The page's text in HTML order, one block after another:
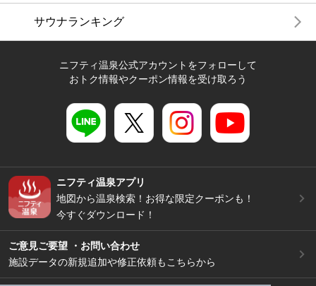
サウナランキング
ニフティ温泉公式アカウントをフォローして
おトク情報やクーポン情報を受け取ろう
ニフティ温泉アプリ
地図から温泉検索！お得な限定クーポンも！
今すぐダウンロード！
ご意見ご要望 ・お問い合わせ
施設データの新規追加や修正依頼もこちらから